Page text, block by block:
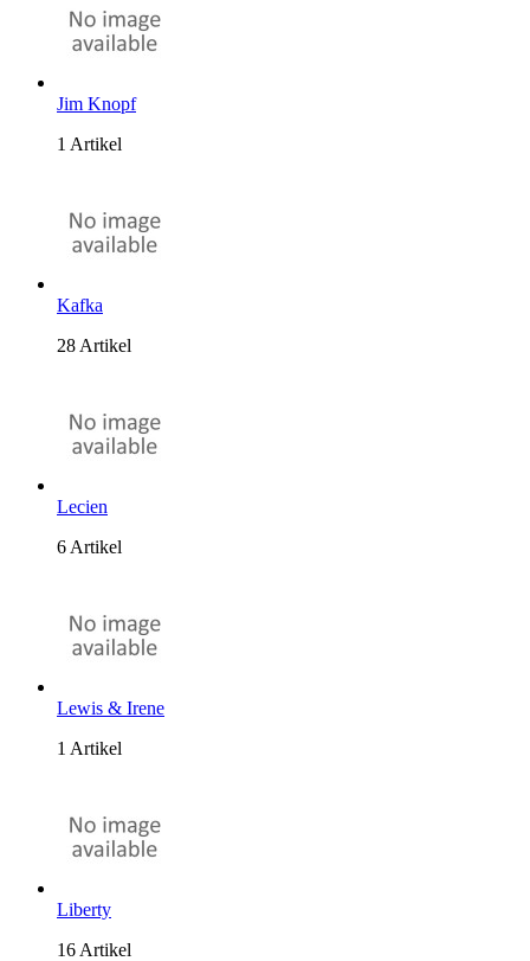
Jim Knopf
1 Artikel
Kafka
28 Artikel
Lecien
6 Artikel
Lewis & Irene
1 Artikel
Liberty
16 Artikel